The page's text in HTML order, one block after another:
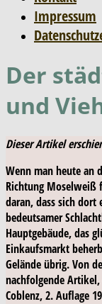
Impressum
Der
und
Dieser Artikel
Wenn man heute an
Richtung Moselweiß
daran, dass sich dort
bedeutsamer
Hauptgebäude, das
Einkaufsmarkt
Gelände übrig. Von
nachfolgende
Coblenz, 2. Auflage